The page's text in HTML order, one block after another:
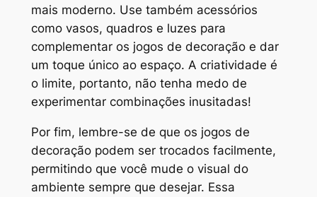
mais moderno. Use também acessórios
como vasos, quadros e luzes para
complementar os jogos de decoração e dar
um toque único ao espaço. A criatividade é
o limite, portanto, não tenha medo de
experimentar combinações inusitadas!
Por fim, lembre-se de que os jogos de
decoração podem ser trocados facilmente,
permitindo que você mude o visual do
ambiente sempre que desejar. Essa